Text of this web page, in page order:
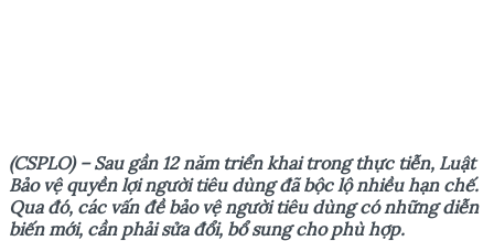
(CSPLO) – Sau gần 12 năm triển khai trong thực tiễn, Luật
Bảo vệ quyền lợi người tiêu dùng đã bộc lộ nhiều hạn chế.
Qua đó, các vấn đề bảo vệ người tiêu dùng có những diễn
biến mới, cần phải sửa đổi, bổ sung cho phù hợp.